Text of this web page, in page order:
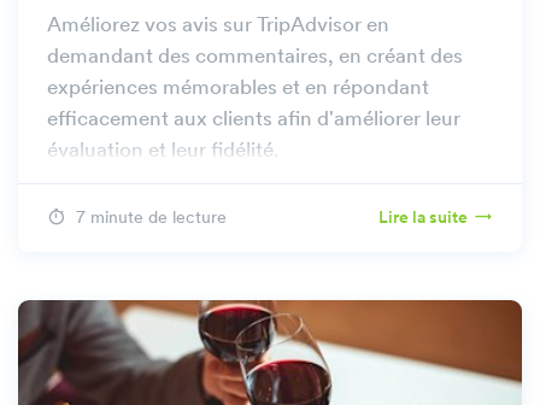
Améliorez vos avis sur TripAdvisor en
demandant des commentaires, en créant des
expériences mémorables et en répondant
efficacement aux clients afin d'améliorer leur
évaluation et leur fidélité.
7 minute de lecture Lire la suite